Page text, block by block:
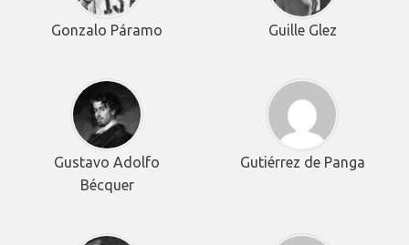
Gonzalo Páramo Guille Glez
Gustavo Adolfo
Bécquer
Gutiérrez de Panga